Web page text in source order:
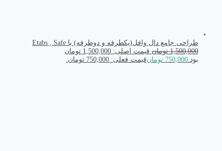
طراحی جامع دال وافل(یکطرفه و دوطرفه) با Etabs , Safe
1,500,000 تومان
قیمت اصلی: 1,500,000 تومان
بود.750,000 تومانقیمت فعلی: 750,000 تومان.